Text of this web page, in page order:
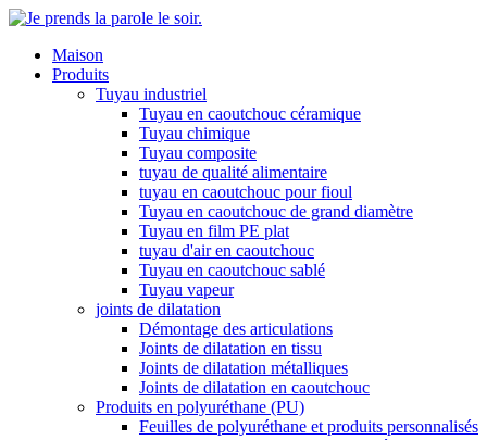
Maison
Produits
Tuyau industriel
Tuyau en caoutchouc céramique
Tuyau chimique
Tuyau composite
tuyau de qualité alimentaire
tuyau en caoutchouc pour fioul
Tuyau en caoutchouc de grand diamètre
Tuyau en film PE plat
tuyau d'air en caoutchouc
Tuyau en caoutchouc sablé
Tuyau vapeur
joints de dilatation
Démontage des articulations
Joints de dilatation en tissu
Joints de dilatation métalliques
Joints de dilatation en caoutchouc
Produits en polyuréthane (PU)
Feuilles de polyuréthane et produits personnalisés